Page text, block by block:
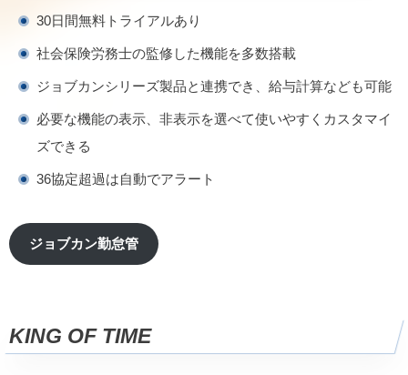
30日間無料トライアルあり
社会保険労務士の監修した機能を多数搭載
ジョブカンシリーズ製品と連携でき、給与計算なども可能
必要な機能の表示、非表示を選べて使いやすくカスタマイ
ズできる
36協定超過は自動でアラート
ジョブカン勤怠管
KING OF TIME